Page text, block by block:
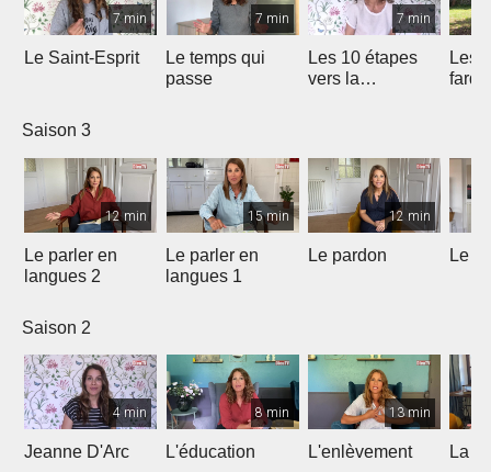
7 min
Le Saint-Esprit
7 min
Le temps qui
passe
7 min
Les 10 étapes
vers la
Les
Saison 3
12 min
Le parler en
langues 2
15 min
Le parler en
langues 1
12 min
Le pardon Le
Saison 2
4 min
Jeanne D'Arc
8 min
L'éducation
13 min
L'enlèvement La